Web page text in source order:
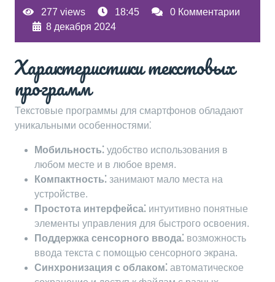
277 views 18:45
0 Комментарии
8 декабря 2024
Характеристики текстовых
программ
Текстовые программы для смартфонов обладают
уникальными особенностями⁚
Мобильность⁚ удобство использования в
любом месте и в любое время.
Компактность⁚ занимают мало места на
устройстве.
Простота интерфейса⁚ интуитивно понятные
элементы управления для быстрого освоения.
Поддержка сенсорного ввода⁚ возможность
ввода текста с помощью сенсорного экрана.
Синхронизация с облаком⁚ автоматическое